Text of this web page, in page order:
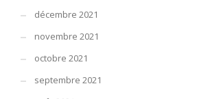
décembre 2021
novembre 2021
octobre 2021
septembre 2021